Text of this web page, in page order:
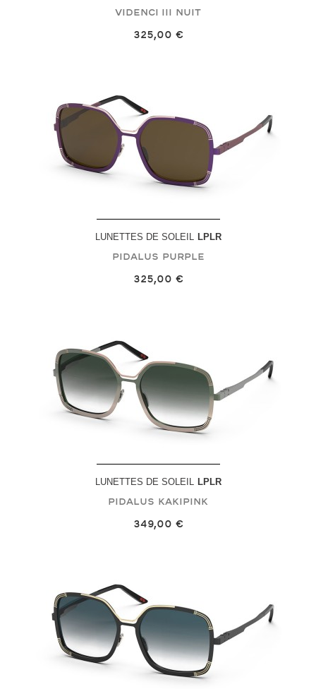
Videnci III Nuit
325,00 €
LUNETTES DE SOLEIL LPLR
Pidalus Purple
325,00 €
LUNETTES DE SOLEIL LPLR
Pidalus Kakipink
349,00 €